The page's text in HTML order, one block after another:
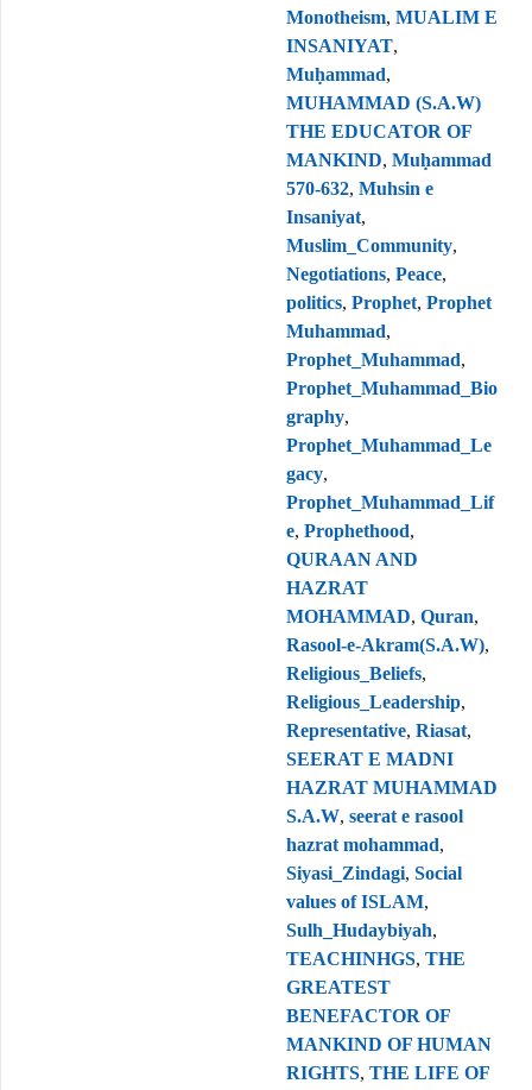
Monotheism, MUALIM E
INSANIYAT,
Muḥammad,
MUHAMMAD (S.A.W)
THE EDUCATOR OF
MANKIND, Muḥammad
570-632, Muhsin e
Insaniyat,
Muslim_Community,
Negotiations, Peace,
politics, Prophet, Prophet
Muhammad,
Prophet_Muhammad,
Prophet_Muhammad_Bio
graphy,
Prophet_Muhammad_Le
gacy,
Prophet_Muhammad_Lif
e, Prophethood,
QURAAN AND
HAZRAT
MOHAMMAD, Quran,
Rasool-e-Akram(S.A.W),
Religious_Beliefs,
Religious_Leadership,
Representative, Riasat,
SEERAT E MADNI
HAZRAT MUHAMMAD
S.A.W, seerat e rasool
hazrat mohammad,
Siyasi_Zindagi, Social
values of ISLAM,
Sulh_Hudaybiyah,
TEACHINHGS, THE
GREATEST
BENEFACTOR OF
MANKIND OF HUMAN
RIGHTS, THE LIFE OF